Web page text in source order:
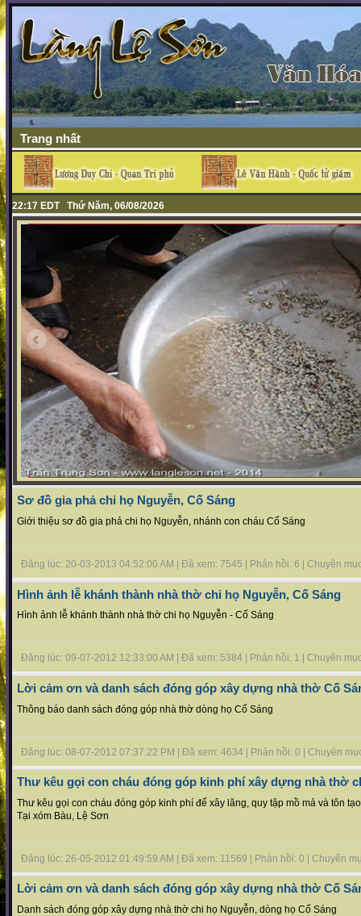
Trang nhất
22:17 EDT Thứ Năm, 06/08/2026
Sơ đồ gia phả chi họ Nguyễn, Cố Sáng
Giới thiệu sơ đồ gia phả chi họ Nguyễn, nhánh con cháu Cố Sáng
Đăng lúc: 20-03-2013 04:52:00 AM | Đã xem: 7545 | Phản hồi: 6 | Chuyên
Hình ảnh lễ khánh thành nhà thờ chi họ Nguyễn, Cố Sáng
Hình ảnh lễ khánh thành nhà thờ chi họ Nguyễn - Cố Sáng
Đăng lúc: 09-07-2012 12:33:00 AM | Đã xem: 5384 | Phản hồi: 1 | Chuyên
Lời cảm ơn và danh sách đóng góp xây dựng nhà thờ Cố
Thông báo danh sách đóng góp nhà thờ dòng họ Cố Sáng
Đăng lúc: 08-07-2012 07:37:22 PM | Đã xem: 4634 | Phản hồi: 0 | Chuyên
Thư kêu gọi con cháu đóng góp kinh phí xây dựng nhà thờ
Thư kêu gọi con cháu đóng góp kinh phí để xây lăng, quy tập mồ mả và tôn
Tại xóm Bàu, Lệ Sơn
Đăng lúc: 26-05-2012 01:49:59 AM | Đã xem: 11569 | Phản hồi: 0 | Chuyên
Lời cảm ơn và danh sách đóng góp xây dựng nhà thờ Cố
Danh sách đóng góp xây dựng nhà thờ chi họ Nguyễn, dòng họ Cố Sáng